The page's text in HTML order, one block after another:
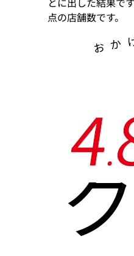
点の店舗数です。
お か
4.